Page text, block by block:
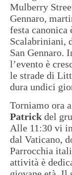
Mulberry
Gennaro,
festa
Scalabriniani,
San Gennaro.
l’evento è
le strade di
dura undici
Torniamo ora
Patrick del
Alle 11:30 vi
dal Vaticano,
Parrocchia
attività è